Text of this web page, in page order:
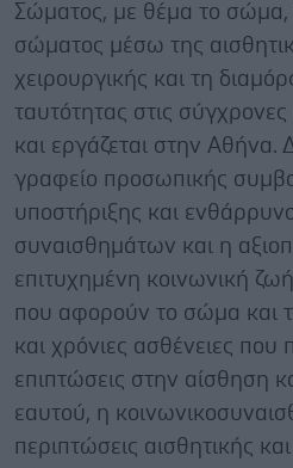
Σώματος, με θέμα το σώμα,
σώματος μέσω της
χειρουργικής και τη
ταυτότητας στις
και εργάζεται στην Αθήνα.
γραφείο προσωπικής
υποστήριξης και
συναισθημάτων και η
επιτυχημένη κοινωνική
που αφορούν το σώμα και
και χρόνιες ασθένειες
επιπτώσεις στην αίσθηση
εαυτού, η
περιπτώσεις αισθητικής